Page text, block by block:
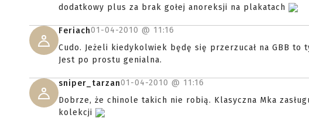
dodatkowy plus za brak gołej anoreksji na plakatach
Feriach01-04-2010 @ 11:16
Cudo. Jeżeli kiedykolwiek będę się przerzucał na GBB to
Jest po prostu genialna.
sniper_tarzan01-04-2010 @ 11:16
Dobrze, że chinole takich nie robią. Klasyczna Mka
kolekcji